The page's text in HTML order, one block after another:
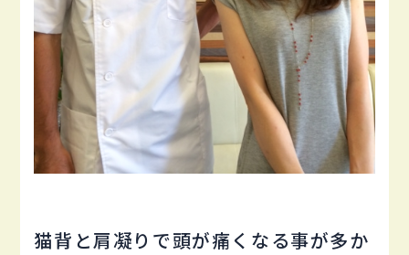
猫背と肩凝りで頭が痛くなる事が多か